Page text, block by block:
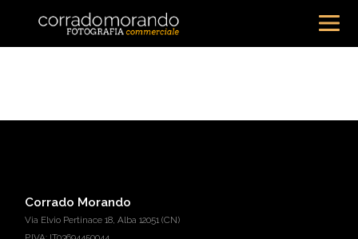
Corrado Morando
Via Elvio Pertinace 18, Alba 12051 (CN)